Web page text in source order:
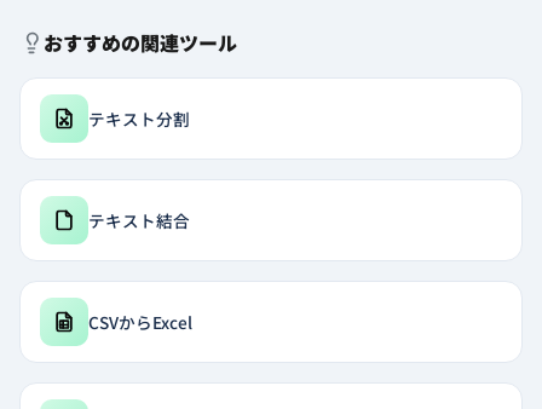
おすすめの関連ツール
テキスト分割
テキスト結合
CSVからExcel